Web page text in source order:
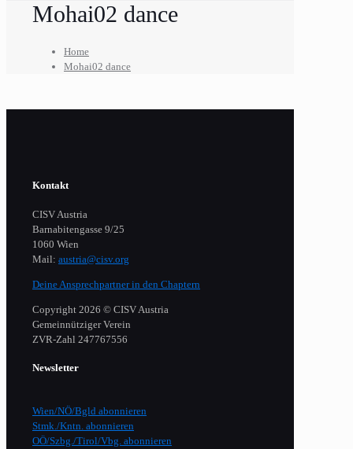
Mohai02 dance
Home
Mohai02 dance
Kontakt
CISV Austria
Barnabitengasse 9/25
1060 Wien
Mail: austria@cisv.org
Deine Ansprechpartner in den Chaptern
Copyright 2026 © CISV Austria
Gemeinnütziger Verein
​ZVR-Zahl 247767556
Newsletter
Wien/NÖ/Bgld abonnieren
Stmk./Kntn. abonnieren
OÖ/Szbg./Tirol/Vbg. abonnieren